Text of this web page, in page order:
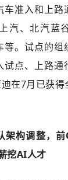
准入和上路
汽、北汽蓝
。试点的组
点、上路通
在7月已获得
架构调整，
挖AI人才